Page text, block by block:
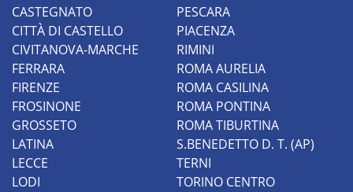
CASTEGNATO
CITTÀ DI CASTELLO
CIVITANOVA-MARCHE
FERRARA
FIRENZE
FROSINONE
GROSSETO
LATINA
LECCE
LODI
PESCARA
PIACENZA
RIMINI
ROMA AURELIA
ROMA CASILINA
ROMA PONTINA
ROMA TIBURTINA
S.BENEDETTO D. T. (AP)
TERNI
TORINO CENTRO